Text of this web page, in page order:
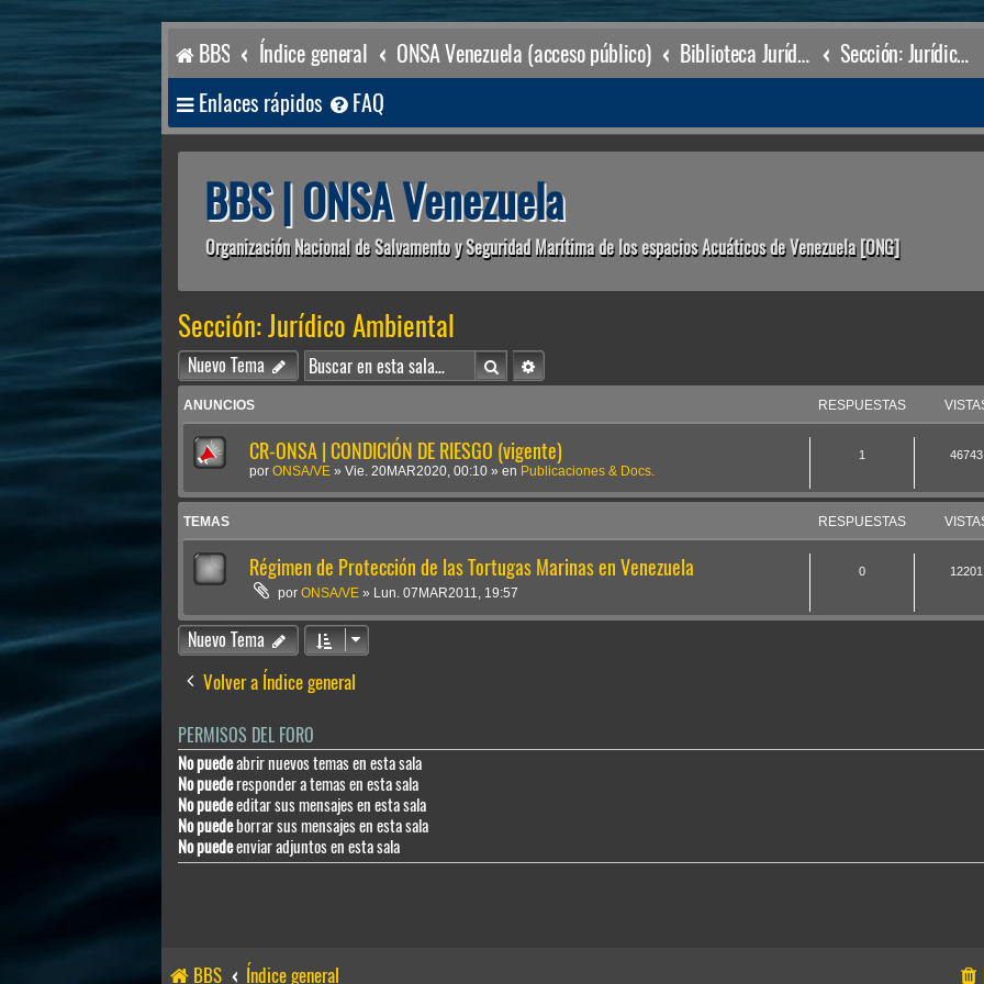
BBS Índice general ONSA Venezuela (acceso público) Biblioteca Jurídica • Dr. Francisco Villarroel • Sección: Jurídico Ambiental
Enlaces rápidos FAQ
BBS | ONSA Venezuela
Organización Nacional de Salvamento y Seguridad Marítima de los espacios Acuáticos de Venezuela [ONG]
Sección: Jurídico Ambiental
Nuevo Tema BuscarBúsqueda avanzada
ANUNCIOS RESPUESTAS
CR-ONSA | CONDICIÓN DE RIESGO (vigente)
por ONSA/VE » Vie. 20MAR2020, 00:10 » en Publicaciones & Docs.
1 46743
TEMAS RESPUESTAS
Régimen de Protección de las Tortugas Marinas en Venezuela
porONSA/VE » Lun. 07MAR2011, 19:57
0 12201
Nuevo Tema
Volver a Índice general
PERMISOS DEL FORO
No puedeabrir nuevos temas en esta sala
No puederesponder a temas en esta sala
No puedeeditar sus mensajes en esta sala
No puedeborrar sus mensajes en esta sala
No puedeenviar adjuntos en esta sala
BBS Índice general